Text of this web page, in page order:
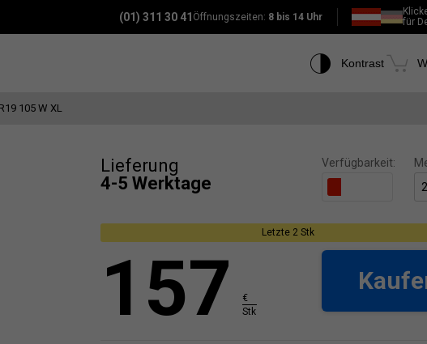
(01) 311 30 41 Öffnungszeiten: 8 bis 14 Uhr
für
Kontrast
105 W XL
Letzte 2 Stk
Lieferung
4-5 Werktage
Verfügbarkeit:
157
€
Stk